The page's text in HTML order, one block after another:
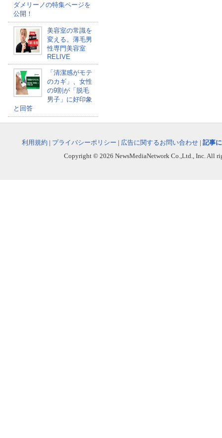
ダメリーノの特集ページを
公開！
美容室の常識を
変える。薄毛男
性専門美容室
RELIVE
「清潔感がモテ
のカギ」、女性
の9割が「脱毛
男子」に好印象
と回答
利用規約 | プライバシーポリシー | 広告に関するお問い合わせ | 記事
Copyright © 2026 NewsMediaNetwork Co.,Ltd., Inc. All